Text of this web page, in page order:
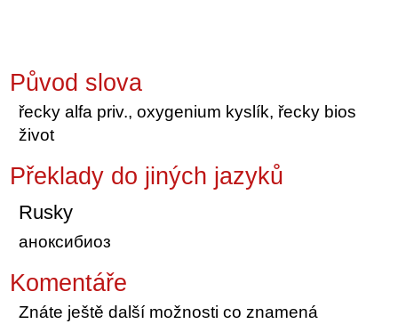
Původ slova
řecky alfa priv., oxygenium kyslík, řecky bios
život
Překlady do jiných jazyků
Rusky
аноксибиоз
Komentáře
Znáte ještě další možnosti co znamená